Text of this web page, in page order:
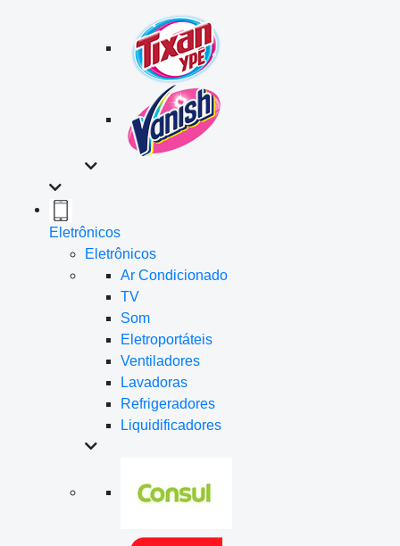
Eletrônicos
Eletrônicos
Ar Condicionado
TV
Som
Eletroportáteis
Ventiladores
Lavadoras
Refrigeradores
Liquidificadores